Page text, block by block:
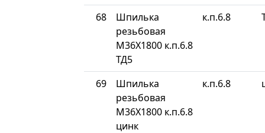
68
Шпилька
резьбовая
М36Х1800 к.п.6.8
ТД5
к.п.6.8
69
Шпилька
резьбовая
М36Х1800 к.п.6.8
цинк
к.п.6.8